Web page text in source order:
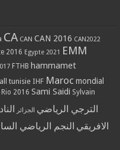
CA CAN CAN 2016 CAN2022
2016 Egypte 2021 EMM
FTHB hammamet
tunisie IHF Maroc mondial
Rio 2016 Sami Saidi Sylvain
الترجي الرياضي الجزائر
الافريقي النجم الرياضي